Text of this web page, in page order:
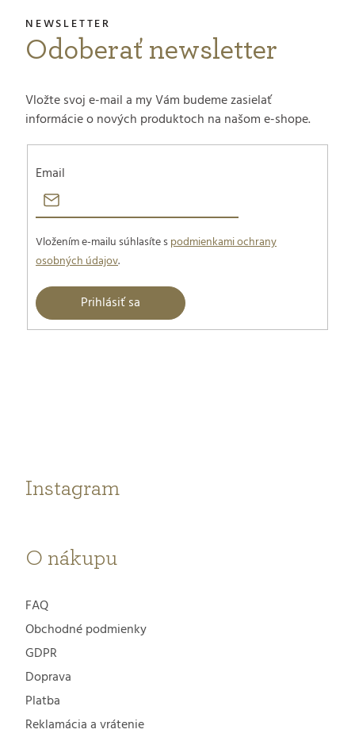
á
a
c
p
v
k
o
a
Odoberať newsletter
Vložte svoj e-mail a my Vám budeme zasielať
informácie o nových produktoch na našom e-shope.
Email
Vložením e-mailu súhlasíte spodmienkami ochrany
osobných údajov.
Prihlásiť sa
Instagram
O nákupu
FAQ
Obchodné podmienky
GDPR
Doprava
Platba
Reklamácia a vrátenie